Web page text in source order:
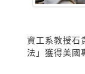
資工系教授石
法」獲得美國